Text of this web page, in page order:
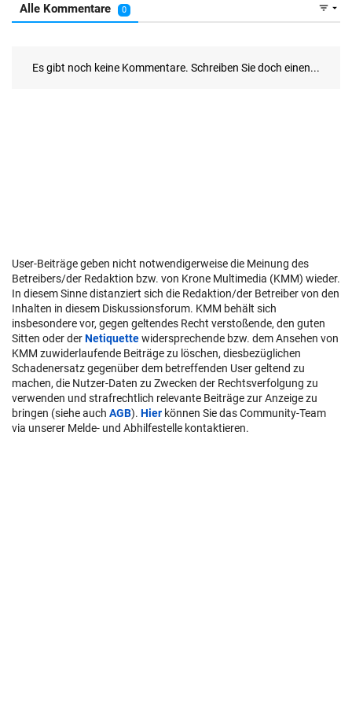
User-Beiträge geben nicht notwendigerweise die Meinung des
Betreibers/der Redaktion bzw. von Krone Multimedia (KMM) wieder.
In diesem Sinne distanziert sich die Redaktion/der Betreiber von den
Inhalten in diesem Diskussionsforum. KMM behält sich
insbesondere vor, gegen geltendes Recht verstoßende, den guten
Sitten oder derNetiquettewidersprechende bzw. dem Ansehen von
KMM zuwiderlaufende Beiträge zu löschen, diesbezüglichen
Schadenersatz gegenüber dem betreffenden User geltend zu
machen, die Nutzer-Daten zu Zwecken der Rechtsverfolgung zu
verwenden und strafrechtlich relevante Beiträge zur Anzeige zu
bringen (siehe auch AGB). Hier können Sie das Community-Team
via unserer Melde- und Abhilfestelle kontaktieren.